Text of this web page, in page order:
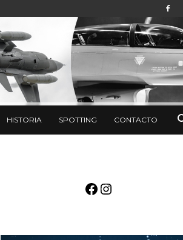
HISTORIA SPOTTING CONTACTO
Facebook
Instagram